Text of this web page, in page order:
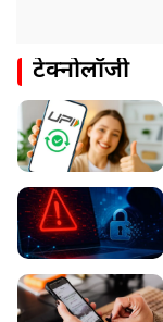
टेक्नोलॉजी